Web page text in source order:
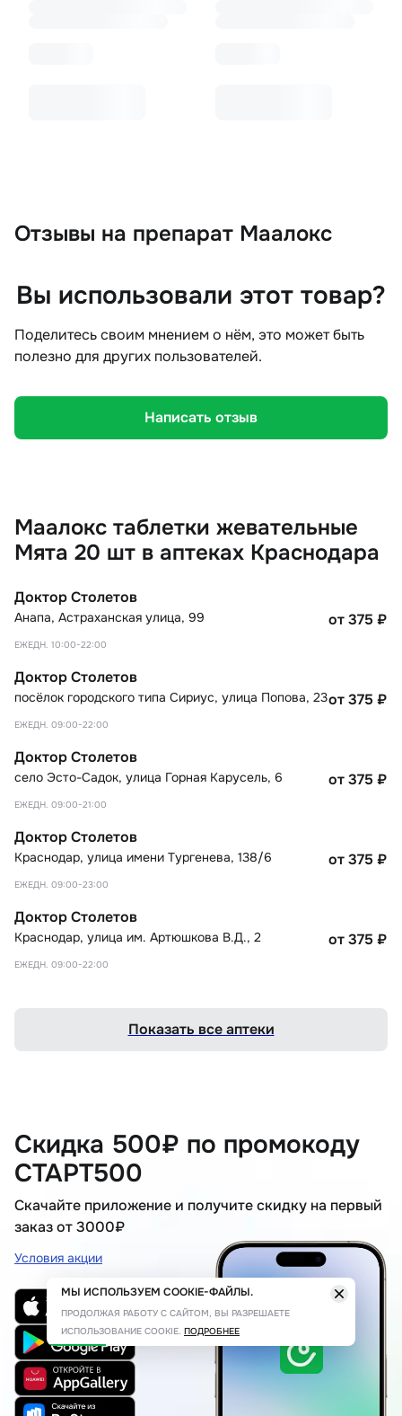
Отзывы на препарат Маалокс
Вы использовали этот товар?
Поделитесь своим мнением о нём, это может быть
полезно для других пользователей.
Написать отзыв
Маалокс таблетки жевательные
Мята 20 шт в аптеках Краснодара
Доктор Столетов
Анапа, Астраханская улица, 99
ЕЖЕДН. 10:00-22:00
от 375 ₽
Доктор Столетов
посёлок городского типа Сириус, улица Попова, 23
ЕЖЕДН. 09:00-22:00
от 375 ₽
Доктор Столетов
село Эсто-Садок, улица Горная Карусель, 6
ЕЖЕДН. 09:00-21:00
от 375 ₽
Доктор Столетов
Краснодар, улица имени Тургенева, 138/6
ЕЖЕДН. 09:00-23:00
от 375 ₽
Доктор Столетов
Краснодар, улица им. Артюшкова В.Д., 2
ЕЖЕДН. 09:00-22:00
от 375 ₽
Показать все аптеки
Скидка 500₽ по промокоду
СТАРТ500
Скачайте приложение и получите скидку на первый
заказ от 3000₽
Условия акции
МЫ ИСПОЛЬЗУЕМ COOKIE-ФАЙЛЫ.
ПРОДОЛЖАЯ РАБОТУ С САЙТОМ, ВЫ РАЗРЕШАЕТЕ
ИСПОЛЬЗОВАНИЕ COOKIE. ПОДРОБНЕЕ